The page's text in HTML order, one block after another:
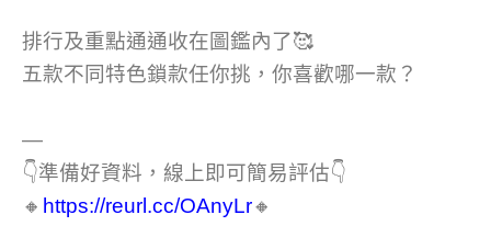
排行及重點通通收在圖鑑內了🥰
五款不同特色鎖款任你挑，你喜歡哪一款？
—
👇準備好資料，線上即可簡易評估👇
🔸 https://reurl.cc/OAnyLr🔸